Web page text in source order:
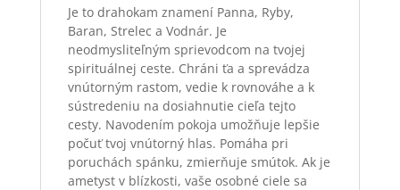
Je to drahokam znamení Panna, Ryby,
Baran, Strelec a Vodnár. Je
neodmysliteľným sprievodcom na tvojej
spirituálnej ceste. Chráni ťa a sprevádza
vnútorným rastom, vedie k rovnováhe a k
sústredeniu na dosiahnutie cieľa tejto
cesty. Navodením pokoja umožňuje lepšie
počuť tvoj vnútorný hlas. Pomáha pri
poruchách spánku, zmierňuje smútok. Ak je
ametyst v blízkosti, vaše osobné ciele sa